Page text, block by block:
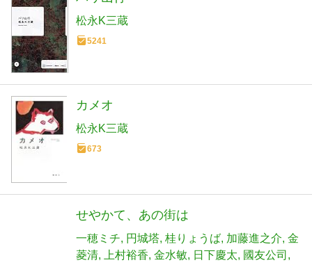
松永K三蔵
5241
カメオ
松永K三蔵
673
せやかて、あの街は
一穂ミチ 円城塔 桂りょうば 加藤進之介 金
菱清
上村裕香 金水敏 日下慶太
國友公司